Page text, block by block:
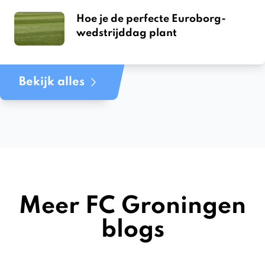
Hoe je de perfecte Euroborg-
wedstrijddag plant
Bekijk alles
Meer FC Groningen
blogs